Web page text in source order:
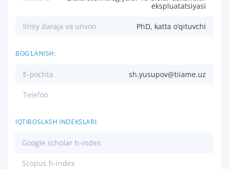
ekspluatatsiyasi
Ilmiy daraja va unvon PhD, katta o‘qituvchi
BOG‘LANISH:
E-pochta sh.yusupov@tiiame.uz
Telefon
IQTIBOSLASH INDEKSLARI:
Google scholar h-index
Scopus h-index